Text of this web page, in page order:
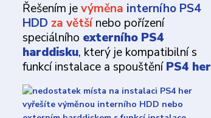
Řešením jevýměna interního PS4
HDD za většínebo pořízení
speciálního externího PS4
harddisku, který je kompatibilní s
funkcí instalace a spouštěníPS4 her